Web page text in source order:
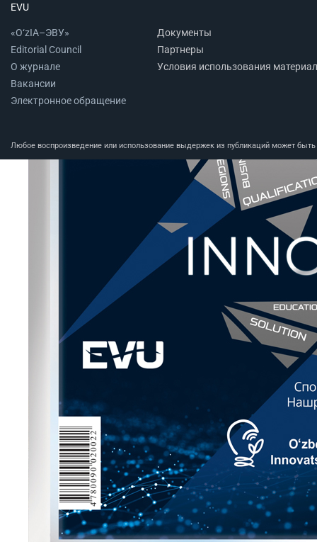
EVU
«O‘zIA–ЭВУ»
Editorial Council
О журнале
Вакансии
Электронное обращение
Документы
Партнеры
Условия использования
Любое воспроизведение или использование выдержек из публикаций может